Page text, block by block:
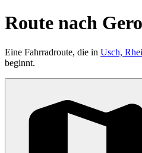
Route nach
Eine Fahrradroute, die in Usch,
beginnt.